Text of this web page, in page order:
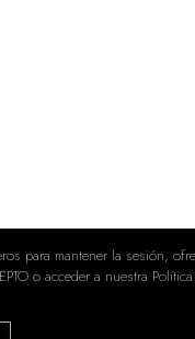
para mantener la sesión,
o acceder a nuestra